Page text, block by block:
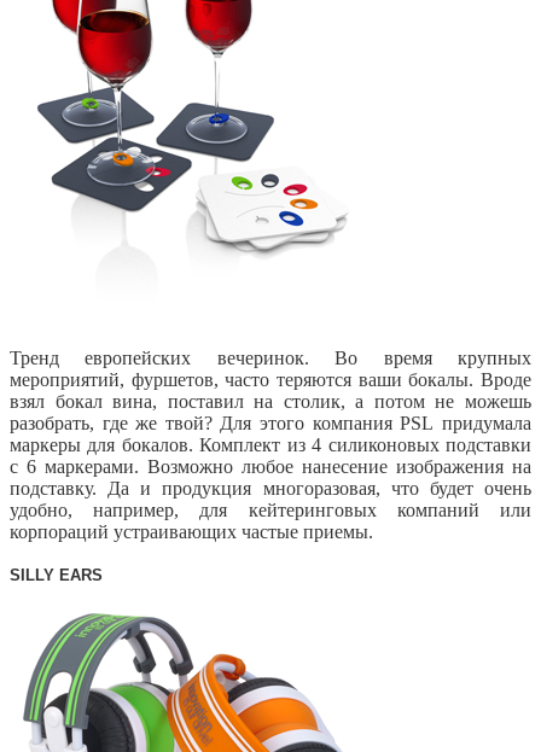
Тренд европейских вечеринок. Во время крупных
мероприятий, фуршетов, часто теряются ваши бокалы. Вроде
взял бокал вина, поставил на столик, а потом не можешь
разобрать, где же твой? Для этого компанияPSL придумала
маркеры для бокалов. Комплект из 4 силиконовых подставки
с 6 маркерами. Возможно любое нанесение изображения на
подставку. Да и продукция многоразовая, что будет очень
удобно, например, для кейтеринговых компаний или
корпораций устраивающих частые приемы.
SILLY EARS